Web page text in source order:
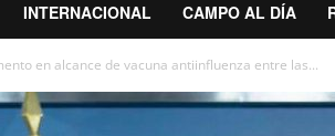
INTERNACIONAL CAMPO AL DÍA
en alcance de vacuna antiinfluenza entre las...